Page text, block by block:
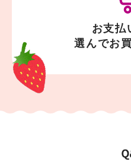
お支払
選んでお